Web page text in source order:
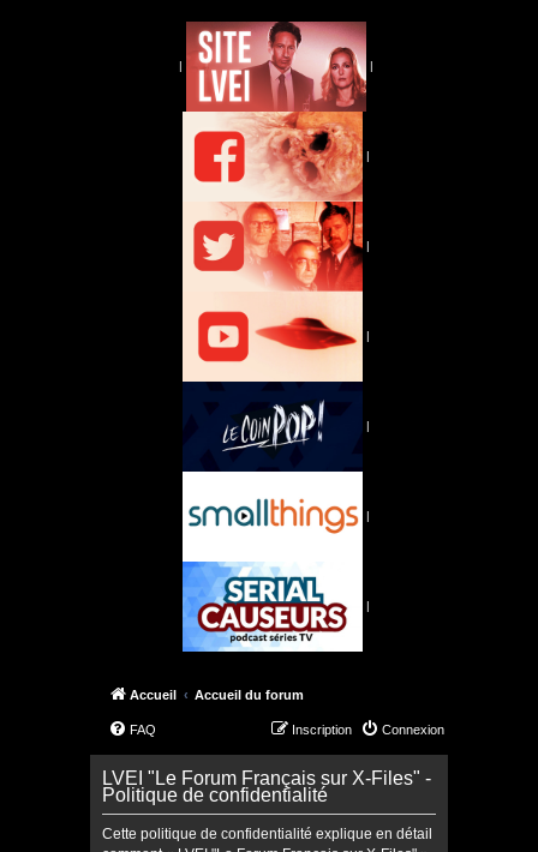
| |
|
|
|
|
|
|
Accueil Accueil du forum
FAQ Connexion
Inscription
LVEI "Le Forum Français sur X-Files" -
Politique de confidentialité
Cette politique de confidentialité explique en détail